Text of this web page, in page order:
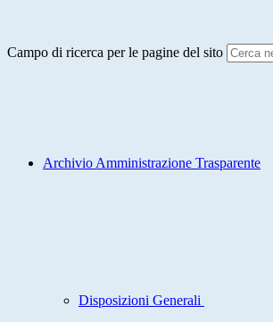
Campo di ricerca per le pagine del sito
Archivio Amministrazione Trasparente
Disposizioni Generali